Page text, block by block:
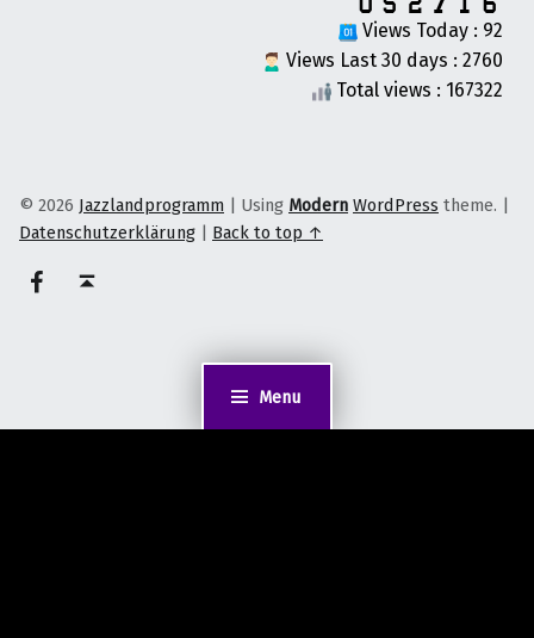
Menu
Views Today : 92
Views Last 30 days : 2760
Total views : 167322
© 2026 Jazzlandprogramm | Using Modern WordPress theme. |
Datenschutzerklärung | Back to top ↑